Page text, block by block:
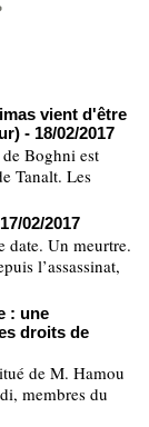
vient d'être
- 18/02/2017
Boghni est
Tanalt. Les
02/2017
Un meurtre.
l’assassinat,
: une
droits de
de M. Hamou
membres du